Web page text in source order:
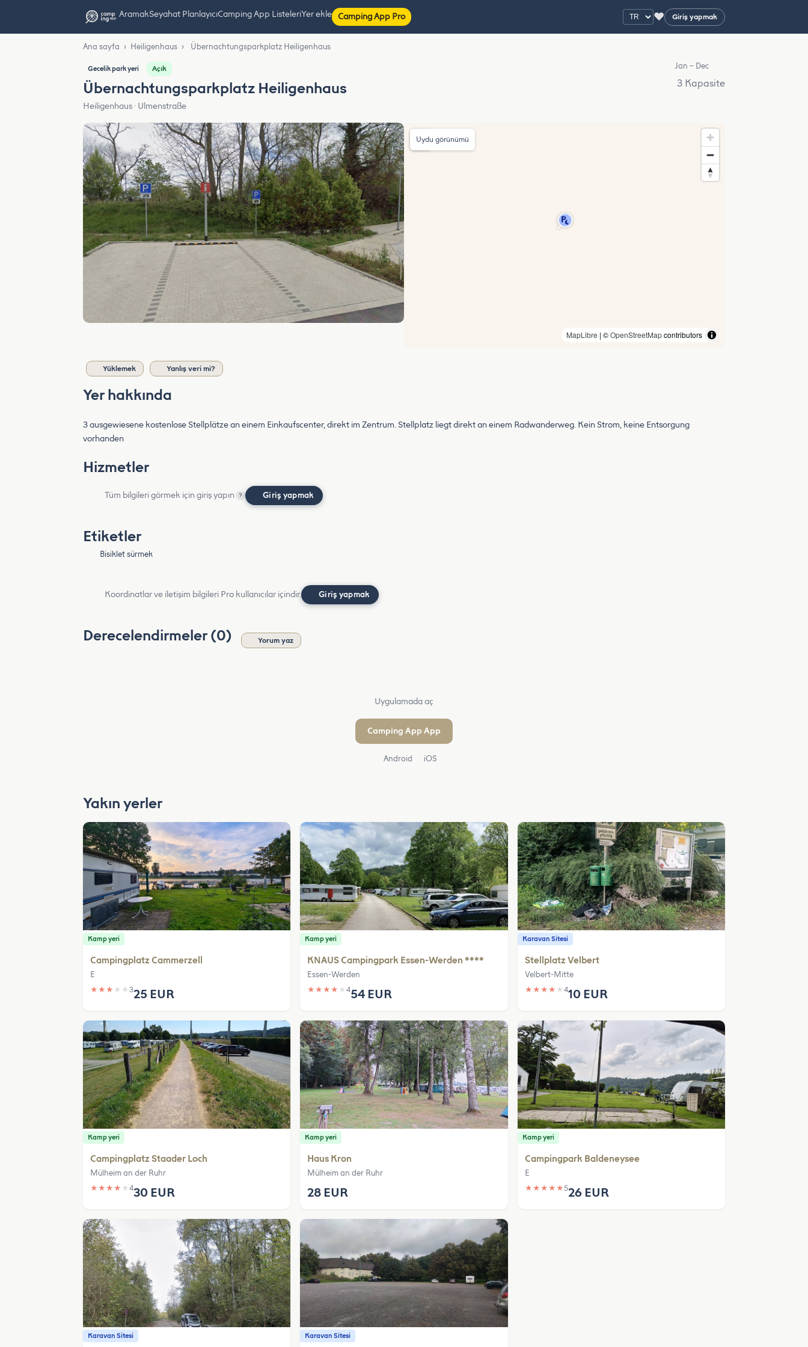
AramakSeyahat PlanlayıcıCamping App ListeleriYer ekle Camping App Pro ♥ Giriş yapmak
Ana sayfa › Heiligenhaus › Übernachtungsparkplatz Heiligenhaus
Gecelik park yeri Açık
Übernachtungsparkplatz Heiligenhaus
Heiligenhaus · Ulmenstraße
Jan – Dec
3 Kapasite
MapLibre | ©OpenStreetMapcontributors
Uydu görünümü
Yüklemek Yanlış veri mi?
Yer hakkında
3 ausgewiesene kostenlose Stellplätze an einem Einkaufscenter, direkt im Zentrum. Stellplatz liegt direkt an einem Radwanderweg. Kein Strom, keine Entsorgung
vorhanden
Hizmetler
Tüm bilgileri görmek için giriş yapın ? Giriş yapmak
Etiketler
Bisiklet sürmek
Koordinatlar ve iletişim bilgileri Pro kullanıcılar içindir. Giriş yapmak
Derecelendirmeler (0) Yorum yaz
Uygulamada aç
Camping App App
Android iOS
Yakın yerler
Kamp yeri
Campingplatz Cammerzell
E
★ ★ ★ ★ ★ 325 EUR
Kamp yeri
KNAUS Campingpark Essen-Werden ****
Essen-Werden
★ ★ ★ ★ ★454 EUR
Karavan Sitesi
Stellplatz Velbert
Velbert-Mitte
★ ★ ★ ★ ★ 410 EUR
Kamp yeri
Campingplatz Staader Loch
Mülheim an der Ruhr
★ ★ ★ ★ ★ 430 EUR
Kamp yeri
Haus Kron
Mülheim an der Ruhr
28 EUR
Kamp yeri
Campingpark Baldeneysee
E
★ ★ ★ ★ ★526 EUR
Karavan Sitesi Karavan Sitesi